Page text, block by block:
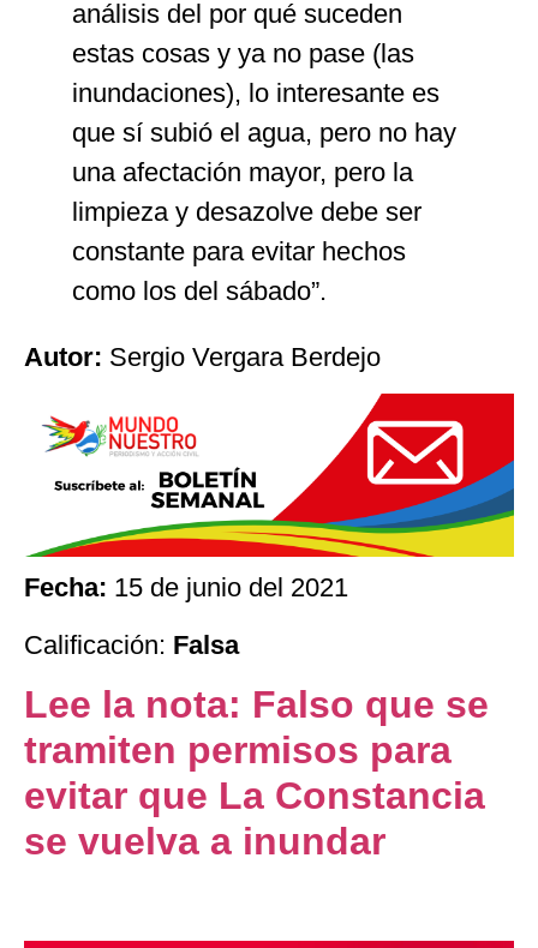
análisis del por qué suceden
estas cosas y ya no pase (las
inundaciones), lo interesante es
que sí subió el agua, pero no hay
una afectación mayor, pero la
limpieza y desazolve debe ser
constante para evitar hechos
como los del sábado”.
Autor: Sergio Vergara Berdejo
Fecha: 15 de junio del 2021
Calificación: Falsa
Lee la nota: Falso que se
tramiten permisos para
evitar que La Constancia
se vuelva a inundar